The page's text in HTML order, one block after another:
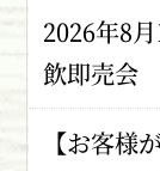
2026年8
飲即売会
【お客様